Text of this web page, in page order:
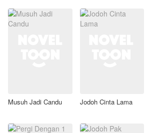
Musuh Jadi Candu Jodoh Cinta Lama